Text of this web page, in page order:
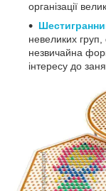
організації
невеликих
незвичайна
інтересу до